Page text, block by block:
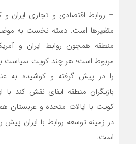
– روابط اقتصادی و تجاری ایران و
متغیرها است. دسته نخست به
منطقه همچون روابط ایران و
مربوط است؛ هر چند کویت سیاست
را در پیش گرفته و کوشیده به
بازیگران منطقه ایفای نقش کند
کویت با ایالات متحده و عربستان
در زمینه توسعه روابط با ایران پیش
است.